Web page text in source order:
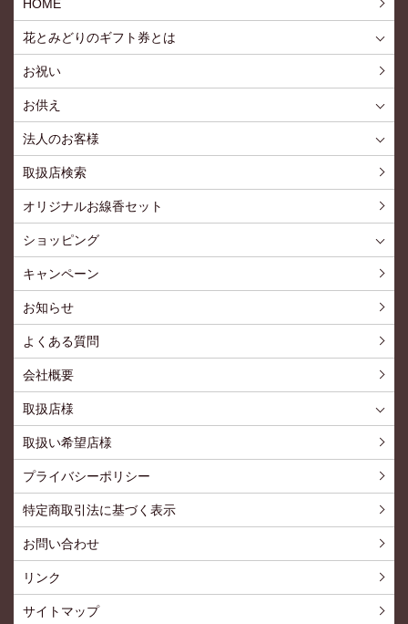
HOME
花とみどりのギフト券とは
お祝い
お供え
法人のお客様
取扱店検索
オリジナルお線香セット
ショッピング
キャンペーン
お知らせ
よくある質問
会社概要
取扱店様
取扱い希望店様
プライバシーポリシー
特定商取引法に基づく表示
お問い合わせ
リンク
サイトマップ